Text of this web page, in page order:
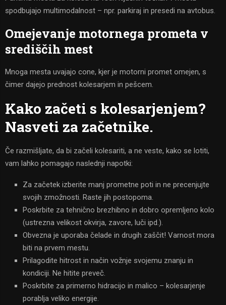
spodbujajo multimodalnost – npr. parkiraj in presedi na avtobus.
Omejevanje motornega prometa v
središčih mest
Mnoga mesta uvajajo cone, kjer je motorni promet omejen, s
čimer dajejo prednost kolesarjem in pešcem.
Kako začeti s kolesarjenjem?
Nasveti za začetnike.
Če razmišljate, da bi začeli kolesariti, a ne veste, kako se lotiti,
vam lahko pomagajo naslednji napotki:
Za začetek izberite manj prometne poti in ne precenjujte
svojih zmožnosti. Raste jih postopoma.
Poskrbite za tehnično brezhibno in dobro opremljeno kolo
(ustrezna velikost okvirja, zavore, luči ipd.).
Obvezna je uporaba čelade in drugih zaščit! Varnost mora
biti na prvem mestu.
Prilagodite hitrost in način vožnje svojemu znanju in
kondiciji. Ne hitite preveč.
Poskrbite za primerno hidracijo in malico – kolesarjenje
porablja veliko energije.